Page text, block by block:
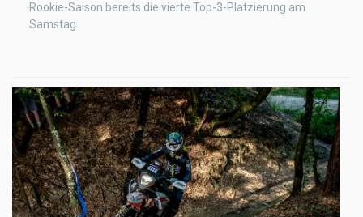
Rookie-Saison bereits die vierte Top-3-Platzierung am
Samstag.